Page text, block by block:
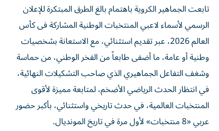
تابعت الجماهير الكروية باهتمام بالغ الطرق المبتكرة للإعلان
الرسمي لأسماء لاعبي المنتخبات الوطنية المشاركة فى كأس
العالم 2026، عبر تقديم استثنائي، مع الاستعانة بشخصيات
وطنية أو عامة، ما أضفى طابعاً من الفخر الوطني، من حماسة
وشغف التفاعل الجماهيري الذي صاحب التشكيلات النهائية،
في انتظار الحدث الرياضي الأضخم، لمتابعة مميزة لأقوى
المنتخبات العالمية، في حدث تاريخي واستثنائي، بأكبر حضور
عربي «8 منتخبات» لأول مرة في تاريخ المونديال.